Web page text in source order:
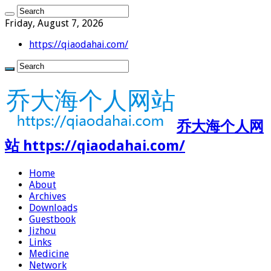
Friday, August 7, 2026
https://qiaodahai.com/
乔大海个人网
站 https://qiaodahai.com/
Home
About
Archives
Downloads
Guestbook
Jizhou
Links
Medicine
Network